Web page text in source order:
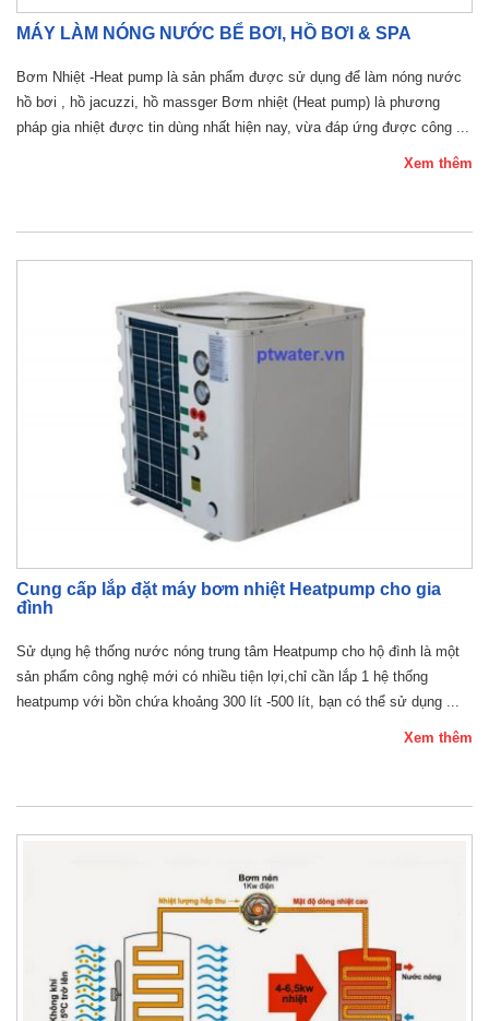
MÁY LÀM NÓNG NƯỚC BỂ BƠI, HỒ BƠI & SPA
Bơm Nhiệt -Heat pump là sản phẩm được sử dụng để làm nóng nước
hồ bơi , hồ jacuzzi, hồ massger Bơm nhiệt (Heat pump) là phương
pháp gia nhiệt được tin dùng nhất hiện nay, vừa đáp ứng được công ...
Xem thêm
Cung cấp lắp đặt máy bơm nhiệt Heatpump cho gia
đình
Sử dụng hệ thống nước nóng trung tâm Heatpump cho hộ đình là một
sản phẩm công nghệ mới có nhiều tiện lợi,chỉ cần lắp 1 hệ thống
heatpump với bồn chứa khoảng 300 lít -500 lít, bạn có thể sử dụng ...
Xem thêm